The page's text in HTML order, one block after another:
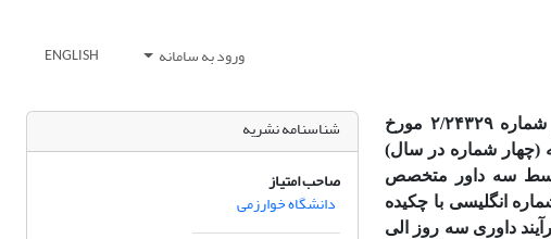
ورود به سامانه ENGLISH
نشریه زمین‌شناسی مهندسی نشریه علمی – پژوهشی است که با مجوز شماره ۲/۲۴۳۲۹ مورخ
سال ۱۳۹۳ به صورت فصلنامه (چهار شماره در سال)
سه داور متخصص
انگلیسی با چکیده
داوری سه روز الی
شناسنامه نشریه
صاحب امتیاز
دانشگاه خوارزمی